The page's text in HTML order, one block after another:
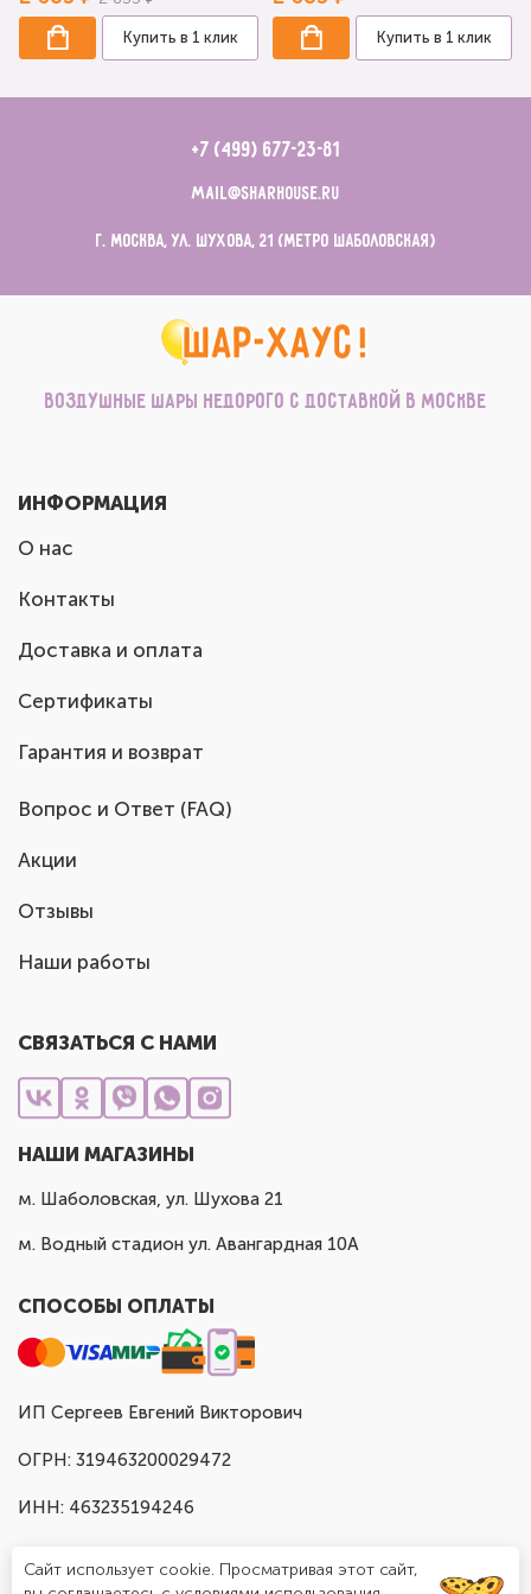
Купить в 1 клик Купить в 1 клик
+7 (499) 677-23-81
mail@sharhouse.ru
г. Москва, ул. Шухова, 21 (метро Шаболовская)
Воздушные шары недорого с доставкой в Москве
ИНФОРМАЦИЯ
О нас
Контакты
Доставка и оплата
Сертификаты
Гарантия и возврат
Вопрос и Ответ (FAQ)
Акции
Отзывы
Наши работы
СВЯЗАТЬСЯ С НАМИ
НАШИ МАГАЗИНЫ
м. Шаболовская, ул. Шухова 21
м. Водный стадион ул. Авангардная 10А
СПОСОБЫ ОПЛАТЫ
ИП Сергеев Евгений Викторович
ОГРН: 319463200029472
ИНН: 463235194246
Сайт использует cookie. Просматривая этот сайт,